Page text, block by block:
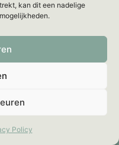
kan dit een nadelige
Policy